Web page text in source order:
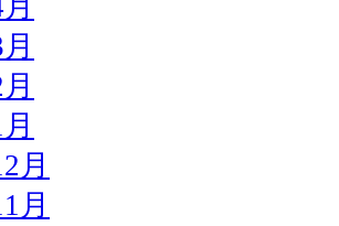
月
月